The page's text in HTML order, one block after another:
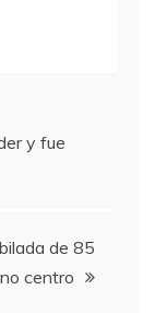
y fue
de 85
centro